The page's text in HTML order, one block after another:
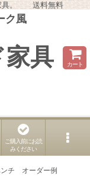
家具。 送料無料
ク風
具 カート
ご購入前にお読
みください
ンチ オーダー例